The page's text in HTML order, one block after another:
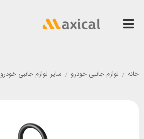
خانه / لوازم جانبی خودرو / سایر لوازم جانبی خودرو